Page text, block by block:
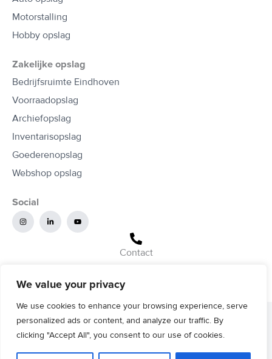
We value your privacy
We use cookies to enhance your browsing experience, serve
personalized ads or content, and analyze our traffic. By
clicking "Accept All", you consent to our use of cookies.
Motorstalling
Hobby opslag
Zakelijke opslag
Bedrijfsruimte Eindhoven
Voorraadopslag
Archiefopslag
Inventarisopslag
Goederenopslag
Webshop opslag
Social
I
n
s
t
L
i
k
n
Y
o
t
Contact
© 2026 Loads.nl, all rights reserved | Powered by E-Expansion